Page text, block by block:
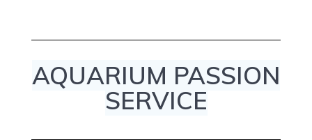
AQUARIUM PASSION
SERVICE